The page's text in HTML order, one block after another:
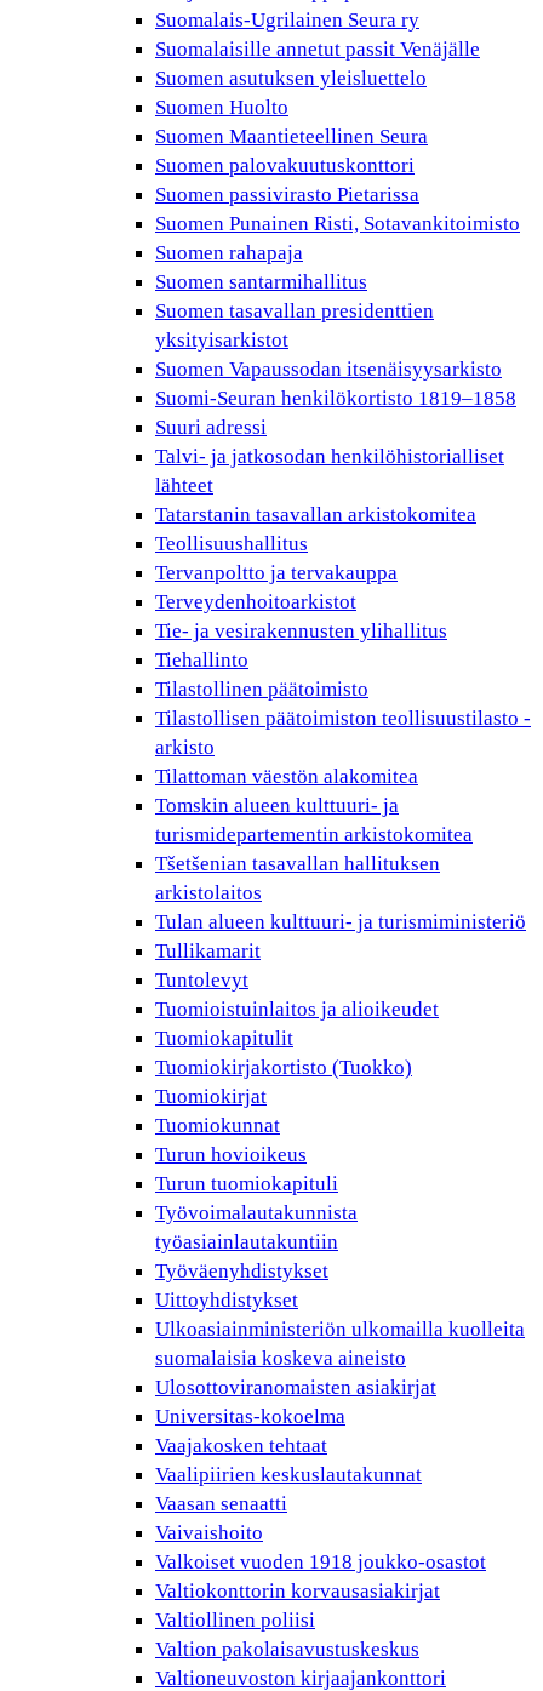
Suomalais-Ugrilainen Seura ry
Suomalaisille annetut passit Venäjälle
Suomen asutuksen yleisluettelo
Suomen Huolto
Suomen Maantieteellinen Seura
Suomen palovakuutuskonttori
Suomen passivirasto Pietarissa
Suomen Punainen Risti, Sotavankitoimisto
Suomen rahapaja
Suomen santarmihallitus
Suomen tasavallan presidenttien
yksityisarkistot
Suomen Vapaussodan itsenäisyysarkisto
Suomi-Seuran henkilökortisto 1819–1858
Suuri adressi
Talvi- ja jatkosodan henkilöhistorialliset
lähteet
Tatarstanin tasavallan arkistokomitea
Teollisuushallitus
Tervanpoltto ja tervakauppa
Terveydenhoitoarkistot
Tie- ja vesirakennusten ylihallitus
Tiehallinto
Tilastollinen päätoimisto
Tilastollisen päätoimiston teollisuustilasto -
arkisto
Tilattoman väestön alakomitea
Tomskin alueen kulttuuri- ja
turismidepartementin arkistokomitea
Tšetšenian tasavallan hallituksen
arkistolaitos
Tulan alueen kulttuuri- ja turismiministeriö
Tullikamarit
Tuntolevyt
Tuomioistuinlaitos ja alioikeudet
Tuomiokapitulit
Tuomiokirjakortisto (Tuokko)
Tuomiokirjat
Tuomiokunnat
Turun hovioikeus
Turun tuomiokapituli
Työvoimalautakunnista
työasiainlautakuntiin
Työväenyhdistykset
Uittoyhdistykset
Ulkoasiainministeriön ulkomailla kuolleita
suomalaisia koskeva aineisto
Ulosottoviranomaisten asiakirjat
Universitas-kokoelma
Vaajakosken tehtaat
Vaalipiirien keskuslautakunnat
Vaasan senaatti
Vaivaishoito
Valkoiset vuoden 1918 joukko-osastot
Valtiokonttorin korvausasiakirjat
Valtiollinen poliisi
Valtion pakolaisavustuskeskus
Valtioneuvoston kirjaajankonttori